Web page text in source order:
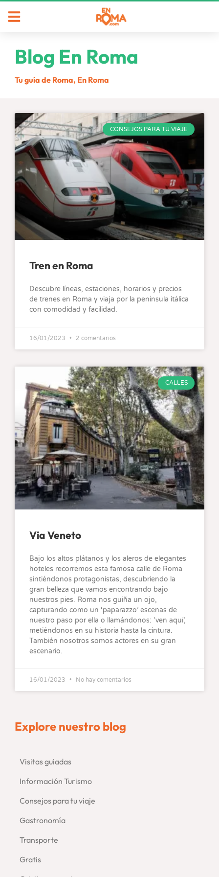
Blog En Roma
Tu guía de Roma, En Roma
CONSEJOS PARA TU VIAJE
Tren en Roma
Descubre líneas, estaciones, horarios y precios
de trenes en Roma y viaja por la península itálica
con comodidad y facilidad.
16/01/2023 2 comentarios
CALLES
Via Veneto
Bajo los altos plátanos y los aleros de elegantes
hoteles recorremos esta famosa calle de Roma
sintiéndonos protagonistas, descubriendo la
gran belleza que vamos encontrando bajo
nuestros pies. Roma nos guiña un ojo,
capturando como un ‘paparazzo’ escenas de
nuestro paso por ella o llamándonos: ‘ven aquí’,
metiéndonos en su historia hasta la cintura.
También nosotros somos actores en su gran
escenario.
16/01/2023 No hay comentarios
Explore nuestro blog
Visitas guiadas
–
Información Turismo
Consejos para tu viaje
–
Gastronomía
Transporte
Gratis